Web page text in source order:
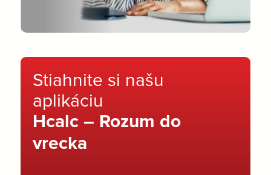
Stiahnite si našu
aplikáciu
Hcalc – Rozum do
vrecka